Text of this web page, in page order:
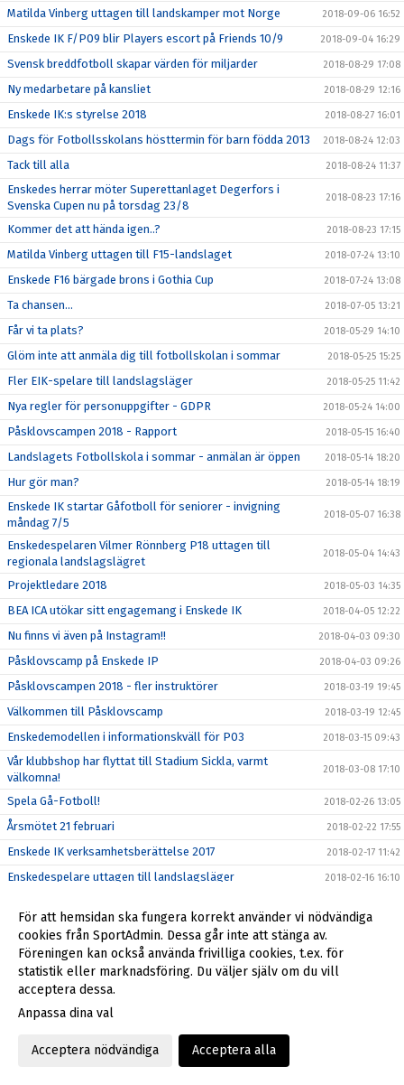
Matilda Vinberg uttagen till landskamper mot Norge 2018-09-06 16:52
Enskede IK F/P09 blir Players escort på Friends 10/9 2018-09-04 16:29
Svensk breddfotboll skapar värden för miljarder 2018-08-29 17:08
Ny medarbetare på kansliet 2018-08-29 12:16
Enskede IK:s styrelse 2018 2018-08-27 16:01
Dags för Fotbollsskolans hösttermin för barn födda 2013 2018-08-24 12:03
Tack till alla 2018-08-24 11:37
Enskedes herrar möter Superettanlaget Degerfors i
Svenska Cupen nu på torsdag 23/8
2018-08-23 17:16
Kommer det att hända igen..? 2018-08-23 17:15
Matilda Vinberg uttagen till F15-landslaget 2018-07-24 13:10
Enskede F16 bärgade brons i Gothia Cup 2018-07-24 13:08
Ta chansen... 2018-07-05 13:21
Får vi ta plats? 2018-05-29 14:10
Glöm inte att anmäla dig till fotbollskolan i sommar 2018-05-25 15:25
Fler EIK-spelare till landslagsläger 2018-05-25 11:42
Nya regler för personuppgifter - GDPR 2018-05-24 14:00
Påsklovscampen 2018 - Rapport 2018-05-15 16:40
Landslagets Fotbollskola i sommar - anmälan är öppen 2018-05-14 18:20
Hur gör man? 2018-05-14 18:19
Enskede IK startar Gåfotboll för seniorer - invigning
måndag 7/5
2018-05-07 16:38
Enskedespelaren Vilmer Rönnberg P18 uttagen till
regionala landslagslägret
2018-05-04 14:43
Projektledare 2018 2018-05-03 14:35
BEA ICA utökar sitt engagemang i Enskede IK 2018-04-05 12:22
Nu finns vi även på Instagram!! 2018-04-03 09:30
Påsklovscamp på Enskede IP 2018-04-03 09:26
Påsklovscampen 2018 - fler instruktörer 2018-03-19 19:45
Välkommen till Påsklovscamp 2018-03-19 12:45
Enskedemodellen i informationskväll för P03 2018-03-15 09:43
Vår klubbshop har flyttat till Stadium Sickla, varmt
välkomna!
2018-03-08 17:10
Spela Gå-Fotboll! 2018-02-26 13:05
Årsmötet 21 februari 2018-02-22 17:55
Enskede IK verksamhetsberättelse 2017 2018-02-17 11:42
Enskedespelare uttagen till landslagsläger 2018-02-16 16:10
Nomineringar till Enskede IK:s styrelse 2018
Nytt samarbete från 2018 2018-02-02 17:10
Börja spela fotboll i Enskede IK! 2018-02-01 17:43
Nya ledarguiden klar!
Ny medarbetare på kansliet
För att hemsidan ska fungera korrekt använder vi nödvändiga
cookies från SportAdmin. Dessa går inte att stänga av.
Föreningen kan också använda frivilliga cookies, t.ex. för
statistik eller marknadsföring. Du väljer själv om du vill
acceptera dessa.
Anpassa dina val
Acceptera nödvändiga Acceptera alla